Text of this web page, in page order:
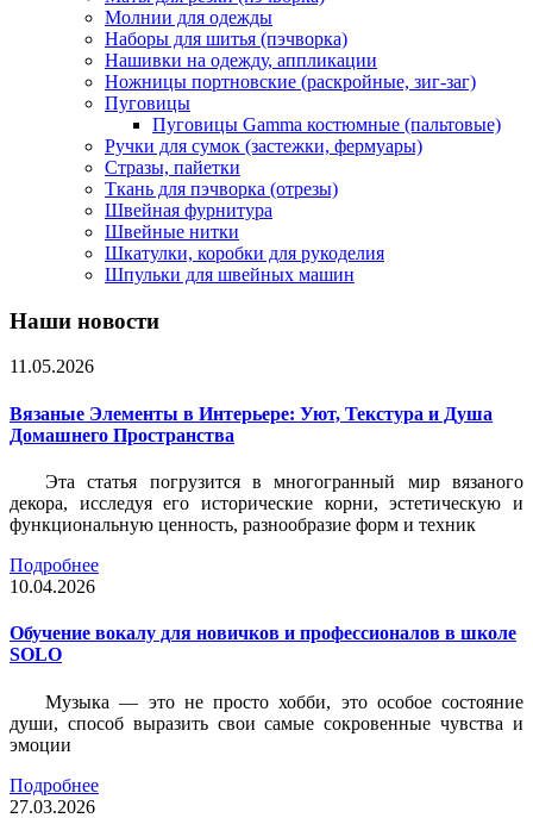
Молнии для одежды
Наборы для шитья (пэчворка)
Нашивки на одежду, аппликации
Ножницы портновские (раскройные, зиг-заг)
Пуговицы
Пуговицы Gamma костюмные (пальтовые)
Ручки для сумок (застежки, фермуары)
Стразы, пайетки
Ткань для пэчворка (отрезы)
Швейная фурнитура
Швейные нитки
Шкатулки, коробки для рукоделия
Шпульки для швейных машин
Наши новости
11.05.2026
Вязаные Элементы в Интерьере: Уют, Текстура и Душа
Домашнего Пространства
Эта статья погрузится в многогранный мир вязаного
декора, исследуя его исторические корни, эстетическую и
функциональную ценность, разнообразие форм и техник
Подробнее
10.04.2026
Обучение вокалу для новичков и профессионалов в школе
SOLO
Музыка — это не просто хобби, это особое состояние
души, способ выразить свои самые сокровенные чувства и
эмоции
Подробнее
27.03.2026